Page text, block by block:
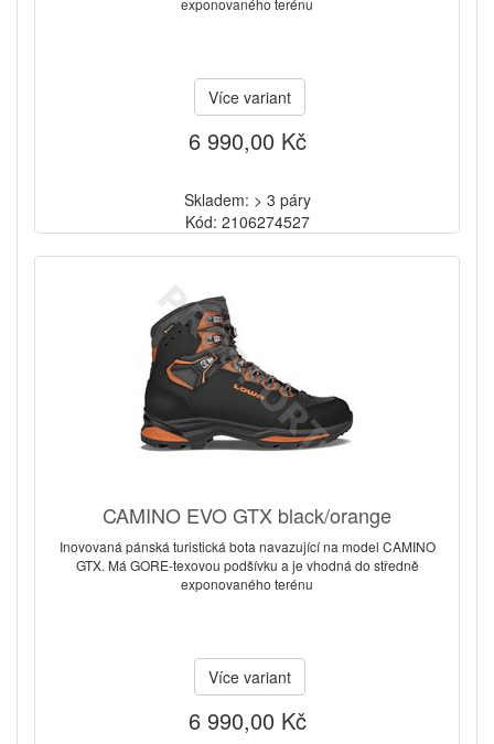
exponovaného terénu
Více variant
6 990,00 Kč
Skladem: > 3 páry
Kód: 2106274527
CAMINO EVO GTX black/orange
Inovovaná pánská turistická bota navazující na model CAMINO
GTX. Má GORE-texovou podšívku a je vhodná do středně
exponovaného terénu
Více variant
6 990,00 Kč